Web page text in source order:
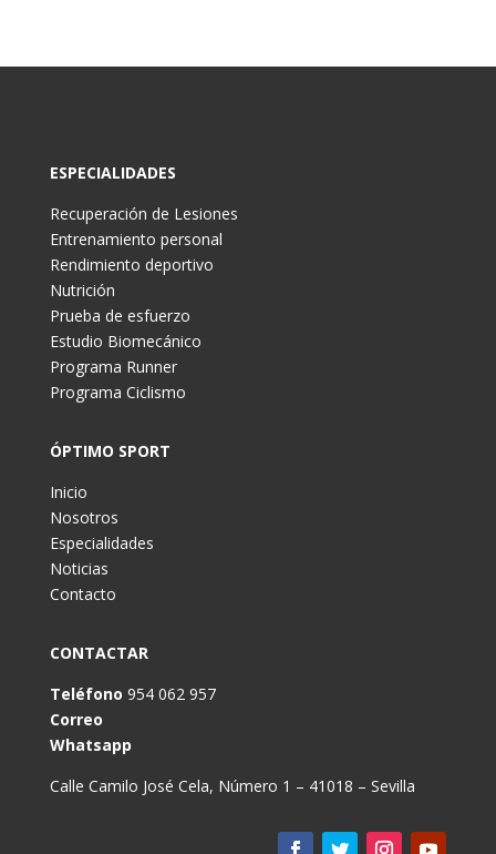
ESPECIALIDADES
Recuperación de Lesiones
Entrenamiento personal
Rendimiento deportivo
Nutrición
Prueba de esfuerzo
Estudio Biomecánico
Programa Runner
Programa Ciclismo
ÓPTIMO SPORT
Inicio
Nosotros
Especialidades
Noticias
Contacto
CONTACTAR
Teléfono 954 062 957
Correo
Whatsapp
Calle Camilo José Cela, Número 1 – 41018 – Sevilla